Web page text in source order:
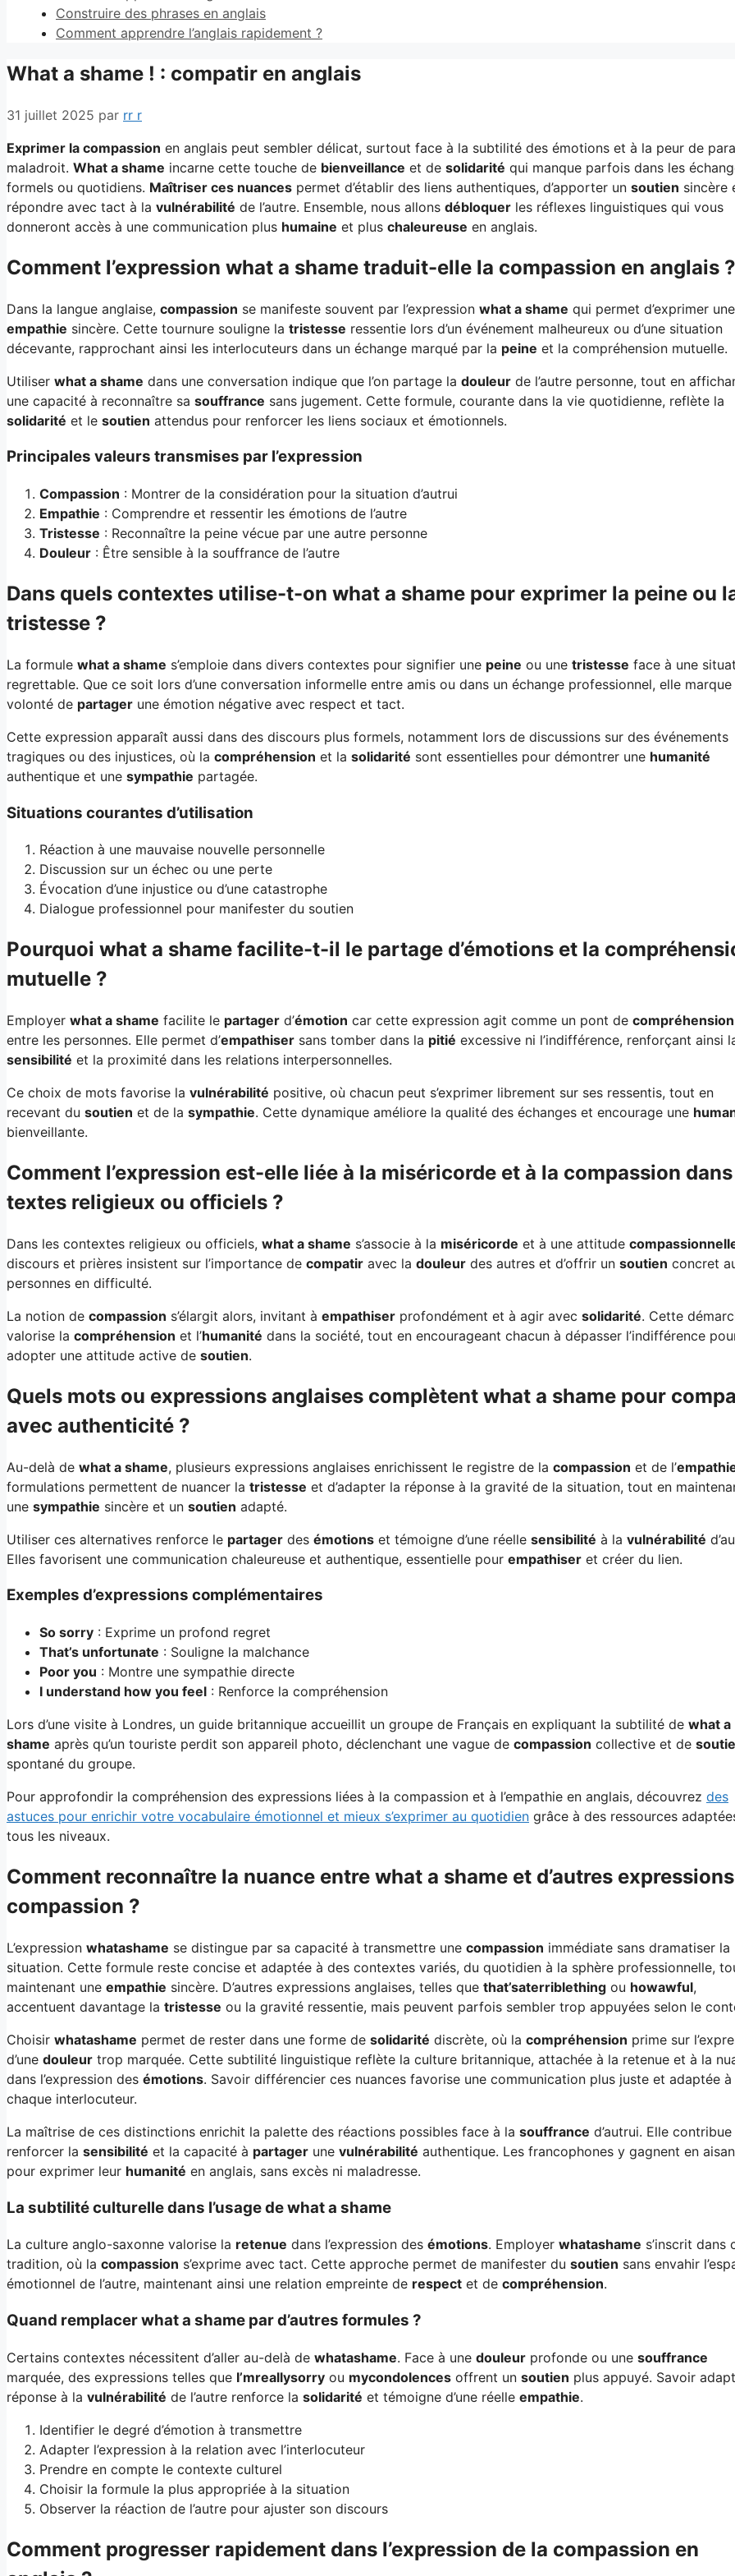
Construire des phrases en anglais
Comment apprendre l’anglais rapidement ?
What a shame ! : compatir en anglais
31 juillet 2025 par rr r
Exprimer la compassion en anglais peut sembler délicat, surtout face à la subtilité des émotions et à la peur de
maladroit. What a shame incarne cette touche de bienveillance et de solidarité qui manque parfois dans les
formels ou quotidiens. Maîtriser ces nuances permet d’établir des liens authentiques, d’apporter un soutien sincère
répondre avec tact à la vulnérabilité de l’autre. Ensemble, nous allons débloquer les réflexes linguistiques qui vous
donneront accès à une communication plus humaine et plus chaleureuse en anglais.
Comment l’expression what a shame traduit-elle la compassion en anglais ?
Dans la langue anglaise, compassion se manifeste souvent par l’expression what a shame qui permet d’exprimer une
empathie sincère. Cette tournure souligne la tristesse ressentie lors d’un événement malheureux ou d’une situation
décevante, rapprochant ainsi les interlocuteurs dans un échange marqué par la peine et la compréhension mutuelle.
Utiliser what a shame dans une conversation indique que l’on partage la douleur de l’autre personne, tout en
une capacité à reconnaître sa souffrance sans jugement. Cette formule, courante dans la vie quotidienne, reflète la
solidarité et le soutien attendus pour renforcer les liens sociaux et émotionnels.
Principales valeurs transmises par l’expression
Compassion : Montrer de la considération pour la situation d’autrui
Empathie : Comprendre et ressentir les émotions de l’autre
Tristesse : Reconnaître la peine vécue par une autre personne
Douleur : Être sensible à la souffrance de l’autre
Dans quels contextes utilise-t-on what a shame pour exprimer la peine ou
tristesse ?
La formule what a shame s’emploie dans divers contextes pour signifier une peine ou une tristesse face à une
regrettable. Que ce soit lors d’une conversation informelle entre amis ou dans un échange professionnel, elle marque
volonté de partager une émotion négative avec respect et tact.
Cette expression apparaît aussi dans des discours plus formels, notamment lors de discussions sur des événements
tragiques ou des injustices, où la compréhension et la solidarité sont essentielles pour démontrer une humanité
authentique et une sympathie partagée.
Situations courantes d’utilisation
Réaction à une mauvaise nouvelle personnelle
Discussion sur un échec ou une perte
Évocation d’une injustice ou d’une catastrophe
Dialogue professionnel pour manifester du soutien
Pourquoi what a shame facilite-t-il le partage d’émotions et la
mutuelle ?
Employer what a shame facilite le partager d’émotion car cette expression agit comme un pont de compréhension
entre les personnes. Elle permet d’empathiser sans tomber dans la pitié excessive ni l’indifférence, renforçant ainsi
sensibilité et la proximité dans les relations interpersonnelles.
Ce choix de mots favorise la vulnérabilité positive, où chacun peut s’exprimer librement sur ses ressentis, tout en
recevant du soutien et de la sympathie. Cette dynamique améliore la qualité des échanges et encourage une
bienveillante.
Comment l’expression est-elle liée à la miséricorde et à la compassion
textes religieux ou officiels ?
Dans les contextes religieux ou officiels, what a shame s’associe à la miséricorde et à une attitude
discours et prières insistent sur l’importance de compatir avec la douleur des autres et d’offrir un soutien concret
personnes en difficulté.
La notion de compassion s’élargit alors, invitant à empathiser profondément et à agir avec solidarité. Cette
valorise la compréhension et l’humanité dans la société, tout en encourageant chacun à dépasser l’indifférence
adopter une attitude active de soutien.
Quels mots ou expressions anglaises complètent what a shame pour
avec authenticité ?
Au-delà de what a shame, plusieurs expressions anglaises enrichissent le registre de la compassion et de l’
formulations permettent de nuancer la tristesse et d’adapter la réponse à la gravité de la situation, tout en
une sympathie sincère et un soutien adapté.
Utiliser ces alternatives renforce le partager des émotions et témoigne d’une réelle sensibilité à la vulnérabilité
Elles favorisent une communication chaleureuse et authentique, essentielle pour empathiser et créer du lien.
Exemples d’expressions complémentaires
So sorry : Exprime un profond regret
That’s unfortunate : Souligne la malchance
Poor you : Montre une sympathie directe
I understand how you feel : Renforce la compréhension
Lors d’une visite à Londres, un guide britannique accueillit un groupe de Français en expliquant la subtilité de what a
shame après qu’un touriste perdit son appareil photo, déclenchant une vague de compassion collective et de
spontané du groupe.
Pour approfondir la compréhension des expressions liées à la compassion et à l’empathie en anglais, découvrez des
astuces pour enrichir votre vocabulaire émotionnel et mieux s’exprimer au quotidien grâce à des ressources
tous les niveaux.
Comment reconnaître la nuance entre what a shame et d’autres
compassion ?
L’expression whatashame se distingue par sa capacité à transmettre une compassion immédiate sans dramatiser la
situation. Cette formule reste concise et adaptée à des contextes variés, du quotidien à la sphère professionnelle,
maintenant une empathie sincère. D’autres expressions anglaises, telles que that’saterriblething ou howawful,
accentuent davantage la tristesse ou la gravité ressentie, mais peuvent parfois sembler trop appuyées selon le
Choisir whatashame permet de rester dans une forme de solidarité discrète, où la compréhension prime sur
d’une douleur trop marquée. Cette subtilité linguistique reflète la culture britannique, attachée à la retenue et à la
dans l’expression des émotions. Savoir différencier ces nuances favorise une communication plus juste et adaptée à
chaque interlocuteur.
La maîtrise de ces distinctions enrichit la palette des réactions possibles face à la souffrance d’autrui. Elle contribue
renforcer la sensibilité et la capacité à partager une vulnérabilité authentique. Les francophones y gagnent en
pour exprimer leur humanité en anglais, sans excès ni maladresse.
La subtilité culturelle dans l’usage de what a shame
La culture anglo-saxonne valorise la retenue dans l’expression des émotions. Employer whatashame s’inscrit dans
tradition, où la compassion s’exprime avec tact. Cette approche permet de manifester du soutien sans envahir
émotionnel de l’autre, maintenant ainsi une relation empreinte de respect et de compréhension.
Quand remplacer what a shame par d’autres formules ?
Certains contextes nécessitent d’aller au-delà de whatashame. Face à une douleur profonde ou une souffrance
marquée, des expressions telles que I’mreallysorry ou mycondolences offrent un soutien plus appuyé. Savoir
réponse à la vulnérabilité de l’autre renforce la solidarité et témoigne d’une réelle empathie.
Identifier le degré d’émotion à transmettre
Adapter l’expression à la relation avec l’interlocuteur
Prendre en compte le contexte culturel
Choisir la formule la plus appropriée à la situation
Observer la réaction de l’autre pour ajuster son discours
Comment progresser rapidement dans l’expression de la compassion en